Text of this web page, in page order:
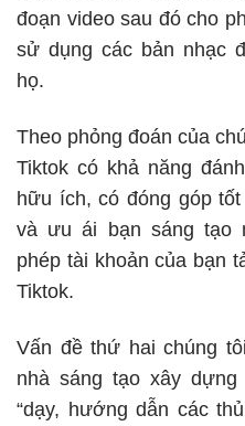
đoạn video sau đó cho
sử dụng các bản nhạc
họ.
Theo phỏng đoán của
Tiktok có khả năng
hữu ích, có đóng góp
và ưu ái bạn sáng tạo
phép tài khoản của bạn
Tiktok.
Vấn đề thứ hai chúng
nhà sáng tạo xây
“dạy, hướng dẫn các